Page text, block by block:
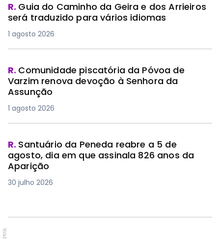
R. Guia do Caminho da Geira e dos Arrieiros
será traduzido para vários idiomas
1 agosto 2026
R. Comunidade piscatória da Póvoa de
Varzim renova devoção à Senhora da
Assunção
1 agosto 2026
R. Santuário da Peneda reabre a 5 de
agosto, dia em que assinala 826 anos da
Aparição
30 julho 2026
PUB.